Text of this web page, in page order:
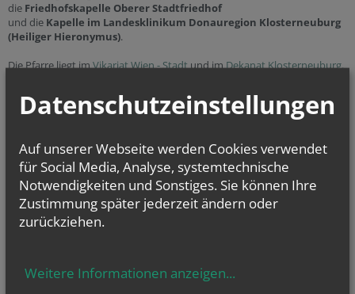
die Friedhofskapelle Oberer Stadtfriedhof
und die Kapelle im Landesklinikum Donauregion Klosterneuburg
(Heiliger Hieronymus).
Die Pfarre liegt imVikariat Wien - Stadtund imDekanat Klosterneuburg.
Sie haben Fragen zu
… Erstkommunion(weitereInfos...)
… Firmung
(weitere Infos
… Hochzeit(weitereInfos...) und
… Beerdigung(weitere Infos...)
oder allgemeine Fragen? Dann kontaktieren Sie uns unter der
Telefonnummer012243 411-112
Einladung
Sie wollen uns persönlich kennenlernen?
Datenschutzeinstellungen
Auf unserer Webseite werden Cookies verwendet
für Social Media, Analyse, systemtechnische
Notwendigkeiten und Sonstiges. Sie können Ihre
Zustimmung später jederzeit ändern oder
zurückziehen.
Weitere Informationen anzeigen...